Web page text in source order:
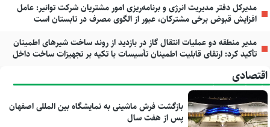
مدیرکل دفتر مدیریت انرژی و برنامه‌ریزی امور مشتریان شرکت توانیر: عامل
افزایش قبوض برخی مشترکان، عبور از الگوی مصرف در تابستان است
مدیر منطقه دو عملیات انتقال گاز در بازدید از روند ساخت شیرهای اطمینان
تأکید کرد: ارتقای قابلیت اطمینان تأسیسات با تکیه بر تجهیزات ساخت داخل
اقتصادی
بازگشت فرش ماشینی به نمایشگاه بین المللی اصفهان
پس از هفت سال